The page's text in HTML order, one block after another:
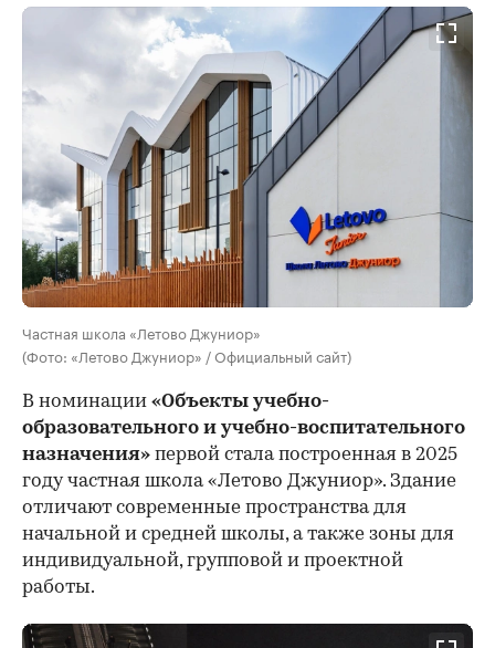
Частная школа «Летово Джуниор»
(Фото: «Летово Джуниор» / Официальный сайт)
В номинации «Объекты учебно-
образовательного и учебно-воспитательного
назначения» первой стала построенная в 2025
году частная школа «Летово Джуниор». Здание
отличают современные пространства для
начальной и средней школы, а также зоны для
индивидуальной, групповой и проектной
работы.